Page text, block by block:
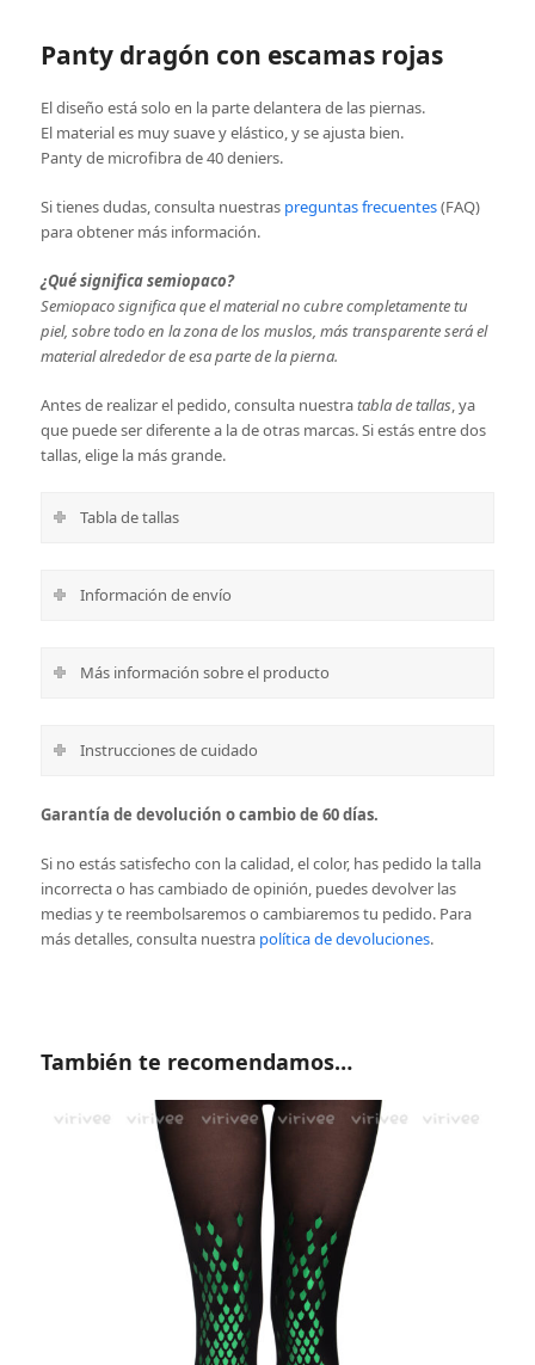
Panty dragón con escamas rojas
El diseño está solo en la parte delantera de las piernas.
El material es muy suave y elástico, y se ajusta bien.
Panty de microfibra de 40 deniers.
Si tienes dudas, consulta nuestras preguntas frecuentes(FAQ)
para obtener más información.
¿Qué significa semiopaco?
Semiopaco significa que el material no cubre completamente tu
piel, sobre todo en la zona de los muslos, más transparente será el
material alrededor de esa parte de la pierna.
Antes de realizar el pedido, consulta nuestratabla de tallas, ya
que puede ser diferente a la de otras marcas. Si estás entre dos
tallas, elige la más grande.
Tabla de tallas
Información de envío
Más información sobre el producto
Instrucciones de cuidado
Garantía de devolución o cambio de 60 días.
Si no estás satisfecho con la calidad, el color, has pedido la talla
incorrecta o has cambiado de opinión, puedes devolver las
medias y te reembolsaremos o cambiaremos tu pedido. Para
más detalles, consulta nuestra política de devoluciones.
También te recomendamos…